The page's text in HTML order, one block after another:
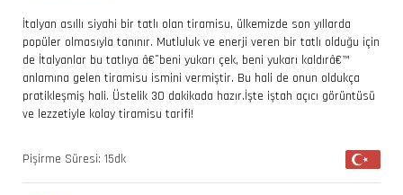
İtalyan asıllı siyahi bir tatlı olan tiramisu, ülkemizde son yıllarda
popüler olmasıyla tanınır. Mutluluk ve enerji veren bir tatlı olduğu için
de İtalyanlar bu tatlıya â€˜beni yukarı çek, beni yukarı kaldırâ€™
anlamına gelen tiramisu ismini vermiştir. Bu hali de onun oldukça
pratikleşmiş hali. Üstelik 30 dakikada hazır.İşte iştah açıcı görüntüsü
ve lezzetiyle kolay tiramisu tarifi!
Pişirme Süresi: 15dk